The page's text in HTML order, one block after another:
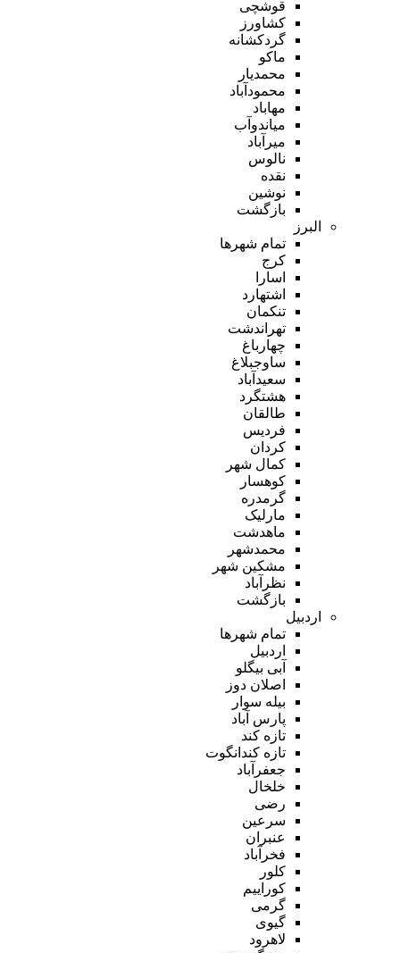
قوشچی
کشاورز
گردکشانه
ماکو
محمدیار
محمودآباد
مهاباد
میاندوآب
میرآباد
نالوس
نقده
نوشین
بازگشت
البرز
تمام شهر‌ها
کرج
اسارا
اشتهارد
تنکمان
تهراندشت
چهارباغ
ساوجبلاغ
سعیدآباد
هشتگرد
طالقان
فردیس
کردان
کمال شهر
کوهسار
گرمدره
مارلیک
ماهدشت
محمدشهر
مشکین شهر
نظرآباد
بازگشت
اردبیل
تمام شهر‌ها
اردبیل
آبی بیگلو
اصلان دوز
بیله سوار
پارس آباد
تازه کند
تازه کندانگوت
جعفرآباد
خلخال
رضی
سرعین
عنبران
فخرآباد
کلور
کوراییم
گرمی
گیوی
لاهرود